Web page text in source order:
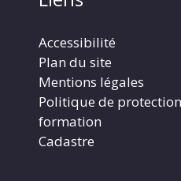
Accessibilité
Plan du site
Mentions légales
Politique de
formation
Cadastre